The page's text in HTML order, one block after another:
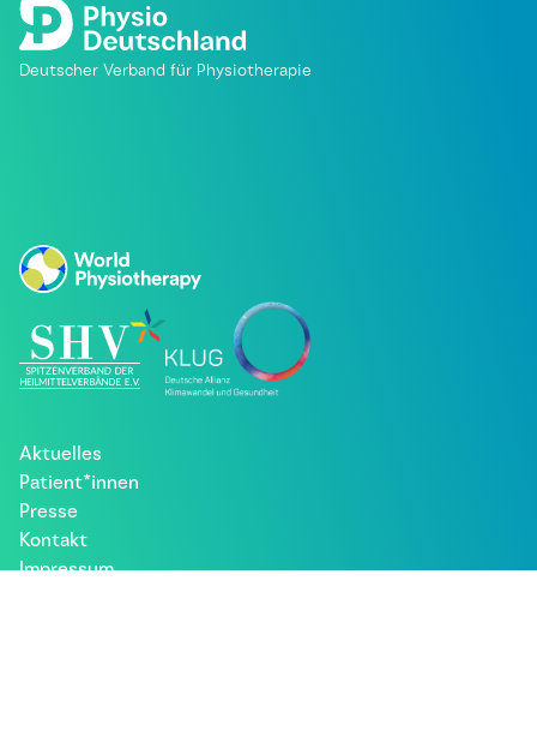
Deutscher Verband für Physiotherapie
Aktuelles
Patient*innen
Presse
Kontakt
Impressum